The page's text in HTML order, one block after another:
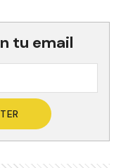
tu email